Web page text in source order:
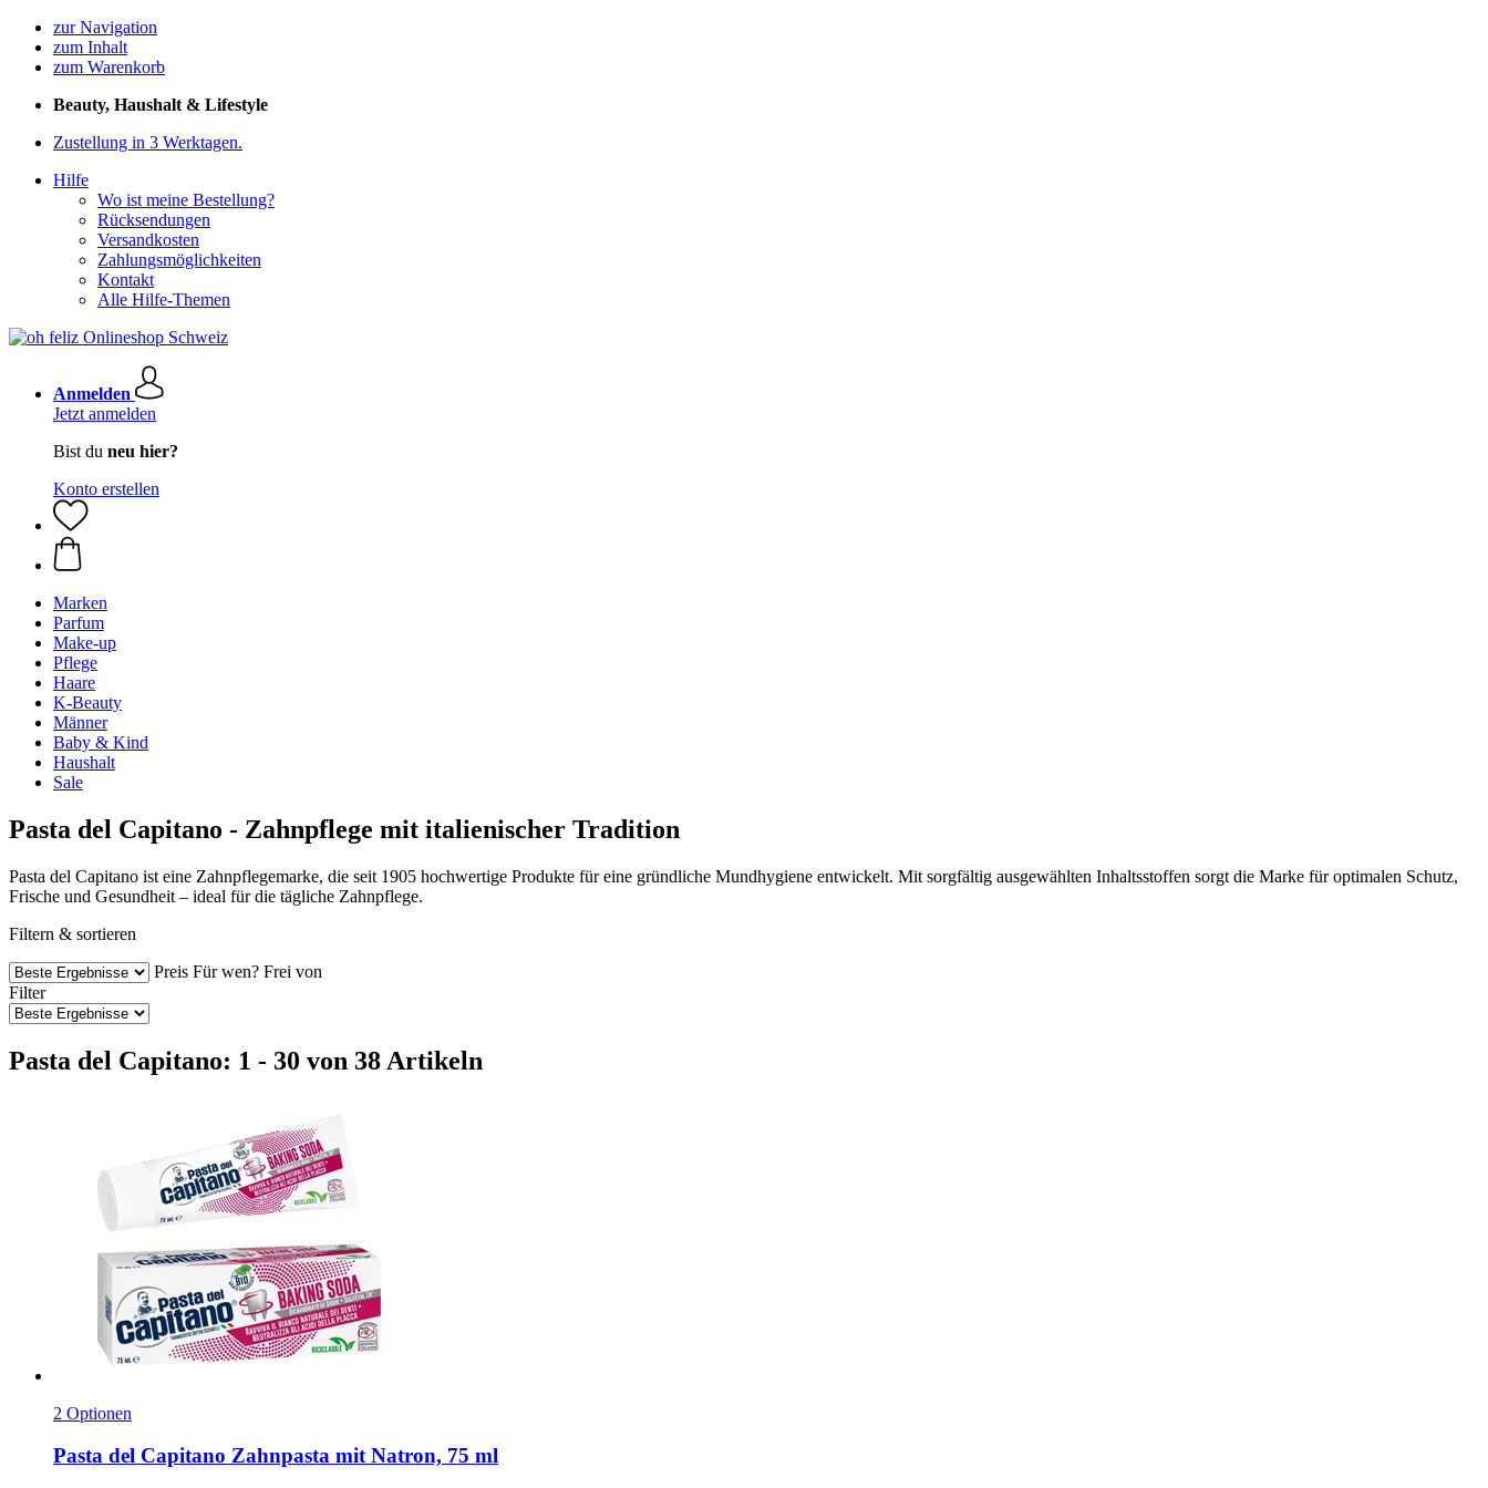
zur Navigation
zum Inhalt
zum Warenkorb
Beauty, Haushalt & Lifestyle
Zustellung in 3 Werktagen.
Hilfe
Wo ist meine Bestellung?
Rücksendungen
Versandkosten
Zahlungsmöglichkeiten
Kontakt
Alle Hilfe-Themen
Anmelden
Jetzt anmelden
Bist du neu hier?
Konto erstellen
Marken
Parfum
Make-up
Pflege
Haare
K-Beauty
Männer
Baby & Kind
Haushalt
Sale
Pasta del Capitano - Zahnpflege mit italienischer Tradition
Pasta del Capitano ist eine Zahnpflegemarke, die seit 1905 hochwertige Produkte für eine gründliche Mundhygiene entwickelt. Mit sorgfältig ausgewählten Inhaltsstoffen sorgt die Marke für optimalen Schutz,
Frische und Gesundheit – ideal für die tägliche Zahnpflege.
Filtern & sortieren
Preis Für wen? Frei von
Filter
Pasta del Capitano: 1 - 30 von 38 Artikeln
2 Optionen
Pasta del Capitano Zahnpasta mit Natron, 75 ml